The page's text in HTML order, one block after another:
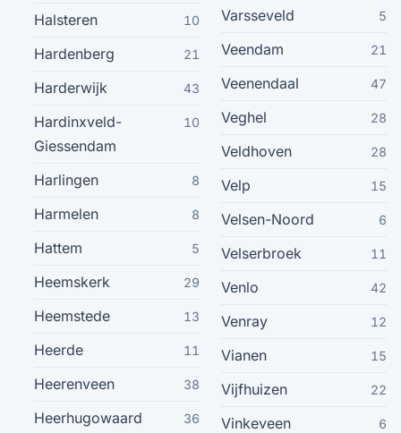
Beilen
Schagen
Valkenswaard
Bergschenhoek
Geleen
Maasdijk
Huizen
Halsteren 10
Hardenberg 21
Harderwijk 43
Hardinxveld-
Giessendam
10
Harlingen 8
Harmelen 8
Hattem 5
Heemskerk 29
Heemstede 13
Heerde 11
Heerenveen 38
Heerhugowaard 36
Varsseveld 5
Veendam 21
Veenendaal 47
Veghel 28
Veldhoven 28
Velp 15
Velsen-Noord 6
Velserbroek 11
Venlo 42
Venray 12
Vianen 15
Vijfhuizen 22
Vinkeveen 6